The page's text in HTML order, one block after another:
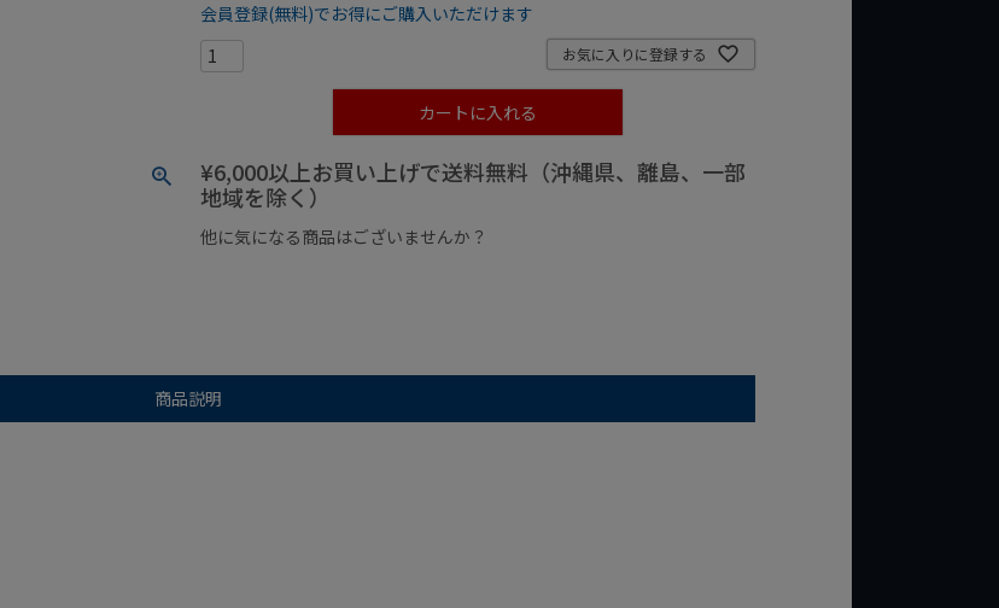
会員登録(無料)でお得にご購入いただけます
お気に入りに登録する
カートに入れる
¥6,000以上お買い上げで送料無料（沖縄県、離島、一部
地域を除く）
他に気になる商品はございませんか？
商品説明